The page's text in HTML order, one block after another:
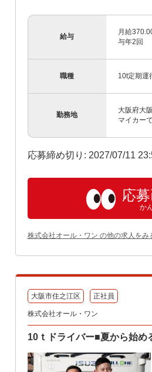
給与
月給
与年2回
職種 10t定期運
勤務地
大阪府大
マイカー
応募締め切り: 2027/07/11
応
か
株式会社オール・ワン の他の求人をみ
大阪市住之江区 正社員
株式会社オール・ワン
10ｔドライバー■夏から始め